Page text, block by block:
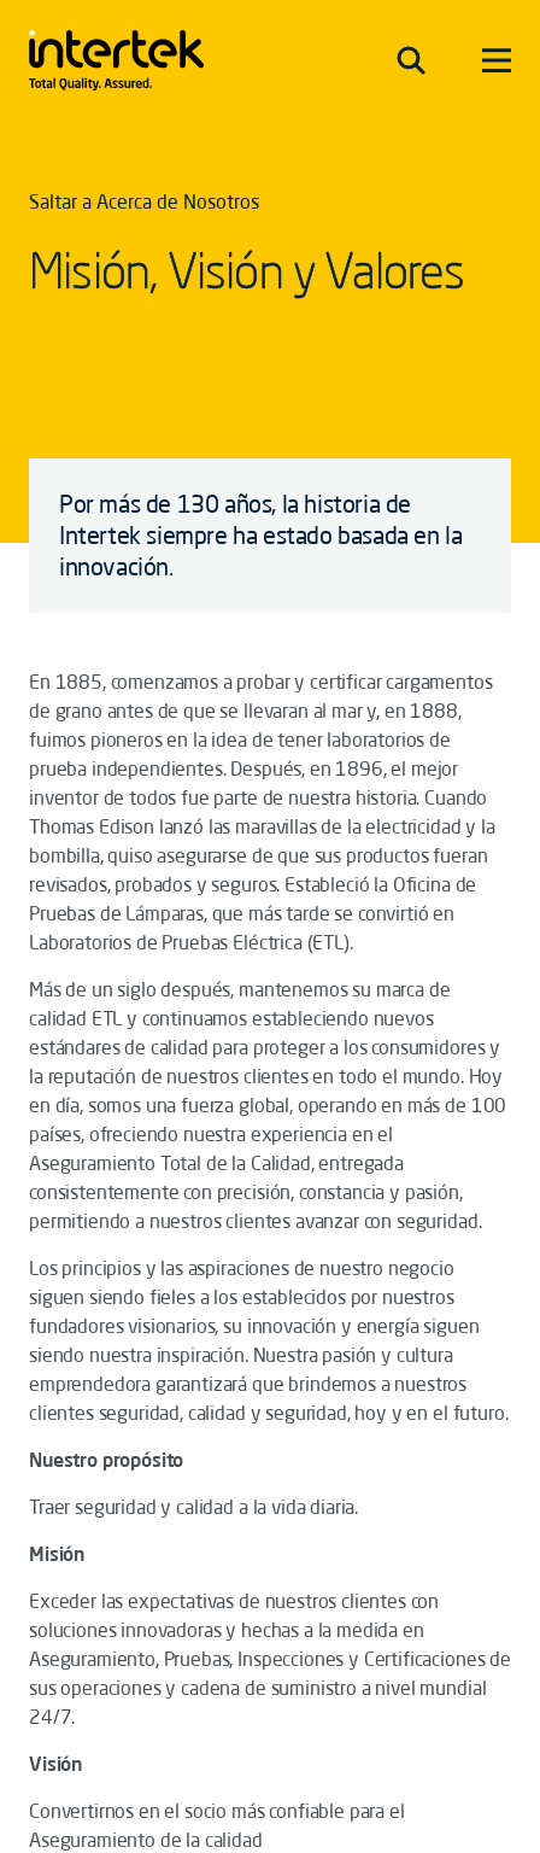
Saltar a Acerca de Nosotros
Misión, Visión y Valores
Por más de 130 años, la historia de
Intertek siempre ha estado basada en la
innovación.
En 1885, comenzamos a probar y certificar cargamentos
de grano antes de que se llevaran al mar y, en 1888,
fuimos pioneros en la idea de tener laboratorios de
prueba independientes. Después, en 1896, el mejor
inventor de todos fue parte de nuestra historia. Cuando
Thomas Edison lanzó las maravillas de la electricidad y la
bombilla, quiso asegurarse de que sus productos fueran
revisados, probados y seguros. Estableció la Oficina de
Pruebas de Lámparas, que más tarde se convirtió en
Laboratorios de Pruebas Eléctrica (ETL).
Más de un siglo después, mantenemos su marca de
calidad ETL y continuamos estableciendo nuevos
estándares de calidad para proteger a los consumidores y
la reputación de nuestros clientes en todo el mundo. Hoy
en día, somos una fuerza global, operando en más de 100
países, ofreciendo nuestra experiencia en el
Aseguramiento Total de la Calidad, entregada
consistentemente con precisión, constancia y pasión,
permitiendo a nuestros clientes avanzar con seguridad.
Los principios y las aspiraciones de nuestro negocio
siguen siendo fieles a los establecidos por nuestros
fundadores visionarios, su innovación y energía siguen
siendo nuestra inspiración. Nuestra pasión y cultura
emprendedora garantizará que brindemos a nuestros
clientes seguridad, calidad y seguridad, hoy y en el futuro.
Nuestro propósito
Traer seguridad y calidad a la vida diaria.
Misión
Exceder las expectativas de nuestros clientes con
soluciones innovadoras y hechas a la medida en
Aseguramiento, Pruebas, Inspecciones y Certificaciones de
sus operaciones y cadena de suministro a nivel mundial
24/7.
Visión
Convertirnos en el socio más confiable para el
Aseguramiento de la calidad